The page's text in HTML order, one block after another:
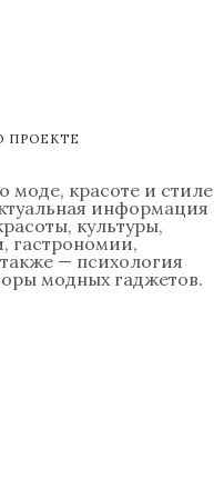
ПРОЕКТЕ
моде, красоте и стиле
информация
культуры,
гастрономии,
— психология
модных гаджетов.